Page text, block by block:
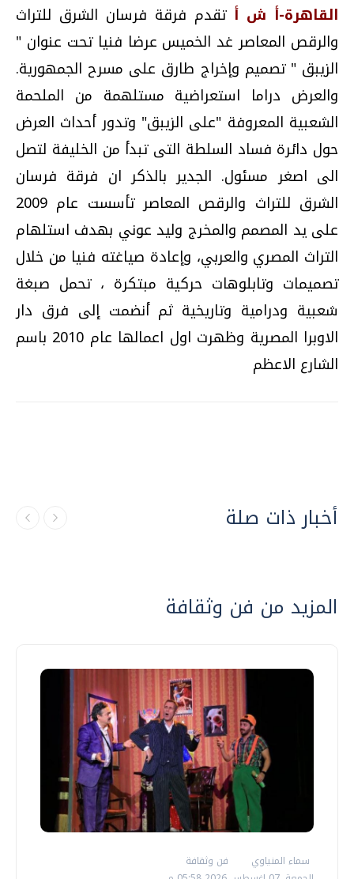
القاهرة-أ ش أ تقدم فرقة فرسان الشرق للتراث
والرقص المعاصر غد الخميس عرضا فنيا تحت عنوان "
الزيبق " تصميم وإخراج طارق على مسرح الجمهورية.
والعرض دراما استعراضية مستلهمة من الملحمة
الشعبية المعروفة "على الزيبق" وتدور أحداث العرض
حول دائرة فساد السلطة التى تبدأ من الخليفة لتصل
الى اصغر مسئول. الجدير بالذكر ان فرقة فرسان
الشرق للتراث والرقص المعاصر تأسست عام 2009
على يد المصمم والمخرج وليد عوني بهدف استلهام
التراث المصري والعربي، وإعادة صياغته فنيا من خلال
تصميمات وتابلوهات حركية مبتكرة ، تحمل صبغة
شعبية ودرامية وتاريخية ثم أنضمت إلى فرق دار
الاوبرا المصرية وظهرت اول اعمالها عام 2010 باسم
الشارع الاعظم
أخبار ذات صلة
المزيد من فن وثقافة
سماء المنياوي
فن وثقافة